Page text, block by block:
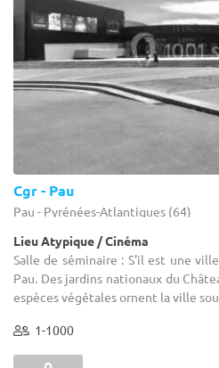
Cgr - Pau
Pau - Pyrénées-Atlantiques (64)
Lieu Atypique / Cinéma
Salle de séminaire : S'il est une
Pau. Des jardins nationaux du
espèces végétales ornent la ville
1-1000